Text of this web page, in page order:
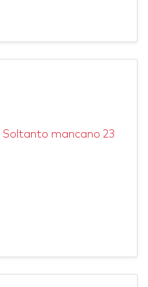
Soltanto mancano 23